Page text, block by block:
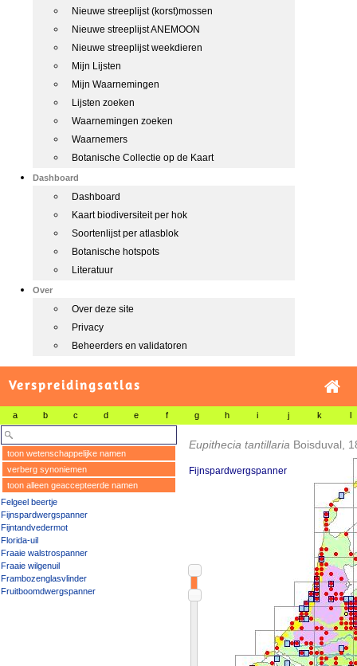
Nieuwe streeplijst (korst)mossen
Nieuwe streeplijst ANEMOON
Nieuwe streeplijst weekdieren
Mijn Lijsten
Mijn Waarnemingen
Lijsten zoeken
Waarnemingen zoeken
Waarnemers
Botanische Collectie op de Kaart
Dashboard
Dashboard
Kaart biodiversiteit per hok
Soortenlijst per atlasblok
Botanische hotspots
Literatuur
Over
Over deze site
Privacy
Beheerders en validatoren
Verspreidingsatlas
a b c d e f g h i j k l
toon wetenschappelijke namen
verberg synoniemen
toon alleen geaccepteerde namen
Felgeel beertje
Fijnspardwergspanner
Fijntandvedermot
Florida-uil
Fraaie walstrospanner
Fraaie wilgenuil
Frambozenglasvlinder
Fruitboomdwergspanner
Eupithecia tantillaria Boisduval,
Fijnspardwergspanner